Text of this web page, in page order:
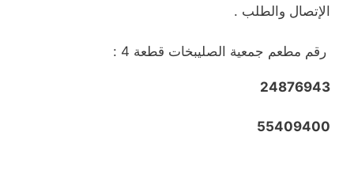
الإتصال والطلب .
رقم مطعم جمعية الصليبخات قطعة 4 :
24876943
55409400